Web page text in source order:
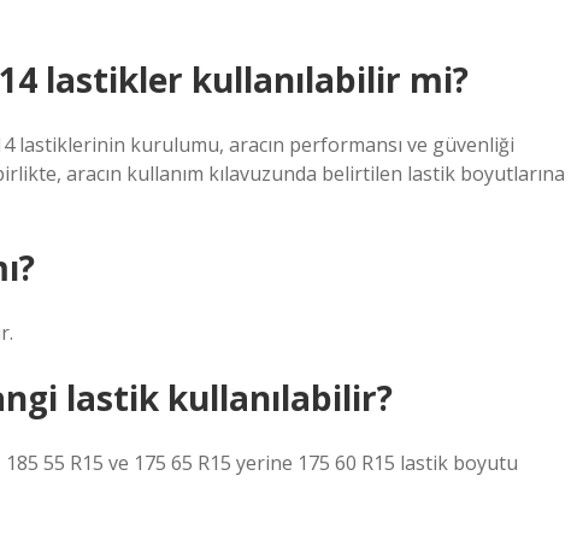
lastikler kullanılabilir mi?
lastiklerinin kurulumu, aracın performansı ve güvenliği
aracın kullanım kılavuzunda belirtilen lastik boyutlarına
lastik kullanılabilir?
55 R15 ve 175 65 R15 yerine 175 60 R15 lastik boyutu